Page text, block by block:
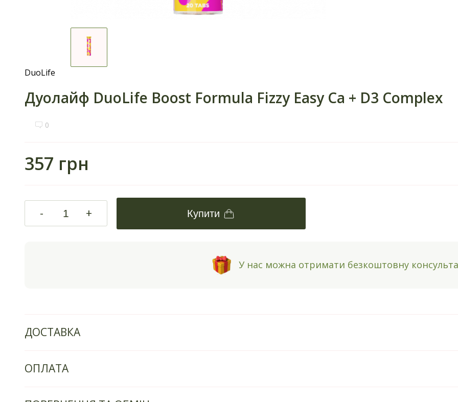
DuoLife
Дуолайф DuoLife Boost Formula Fizzy Easy Ca + D3 Complex
0
357 грн
- + Купити
У нас можна отримати безкоштовну
ДОСТАВКА
ОПЛАТА